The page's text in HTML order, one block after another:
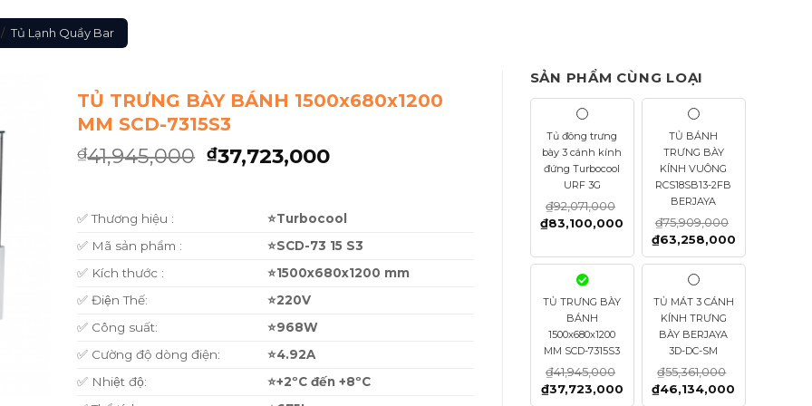
/ Tủ Lạnh Quầy Bar
TỦ TRƯNG BÀY BÁNH 1500x680x1200
MM SCD-7315S3
₫41,945,000 ₫37,723,000
✅ Thương hiệu :
⭐Turbocool
✅ Mã sản phẩm :
⭐SCD-73 15 S3
✅ Kích thước :
⭐1500x680x1200 mm
✅ Điện Thế:
⭐220V
✅ Công suất:
⭐968W
✅ Cường độ dòng điện:
⭐4.92A
✅ Nhiệt độ:
⭐+2ºC đến +8ºC
SẢN PHẨM CÙNG LOẠI
Tủ đông trưng
bày 3 cánh kính
đứng Turbocool
URF 3G
₫92,071,000
₫83,100,000
TỦ BÁNH
TRƯNG BÀY
KÍNH VUÔNG
RCS18SB13-2FB
BERJAYA
₫75,909,000
₫63,258,000
TỦ TRƯNG BÀY
BÁNH
1500x680x1200
MM SCD-7315S3
₫41,945,000
₫37,723,000
TỦ MÁT 3 CÁNH
KÍNH TRƯNG
BÀY BERJAYA
3D-DC-SM
₫55,361,000
₫46,134,000